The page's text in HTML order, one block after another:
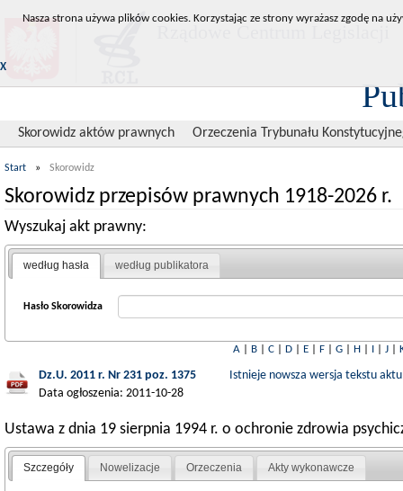
Skorowidz aktów prawnych Orzeczenia Trybunału
Start » Skorowidz
Skorowidz przepisów prawnych 1918-2026 r.
Wyszukaj akt prawny:
według hasła według publikatora
Hasło Skorowidza
A| B| C| D| E| F| G| H| I| J|
Dz.U. 2011 r. Nr 231 poz. 1375
Data ogłoszenia: 2011-10-28
Istnieje nowsza wersja tekstu aktu
Ustawa z dnia 19 sierpnia 1994 r. o ochronie zdrowia
Szczegóły Nowelizacje Orzeczenia Akty wykonawcze
Nasza strona używa plików cookies. Korzystając ze strony wyrażasz zgodę na
X